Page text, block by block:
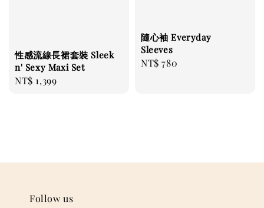
性感流線長裙套裝 Sleek
n' Sexy Maxi Set
Regular
NT$ 1,399
隨心袖 Everyday
Sleeves
Regular
NT$ 780
Follow us